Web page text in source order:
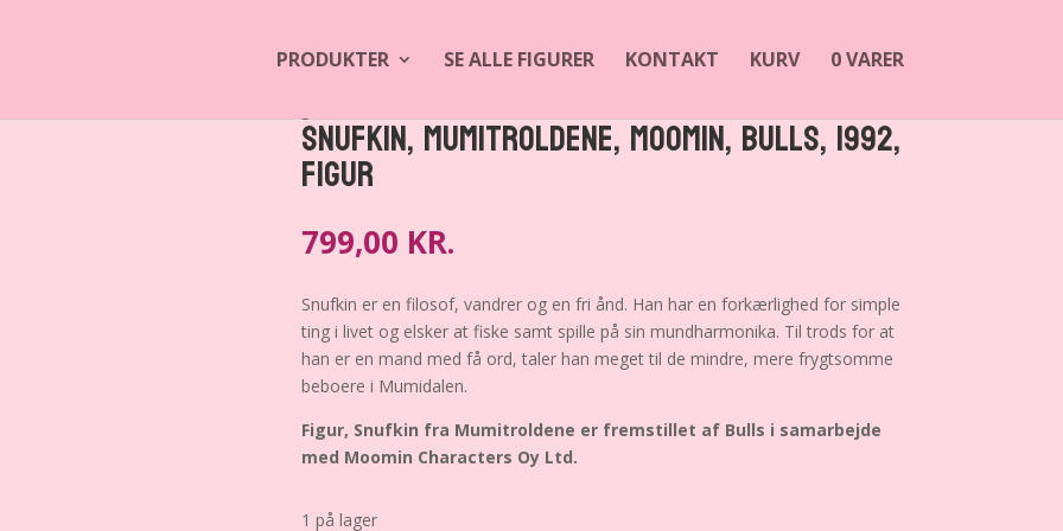
PRODUKTER SE ALLE FIGURER KONTAKT KURV 0 VARER
Snufkin, Mumitroldene, Moomin, Bulls, 1992,
Figur
799,00 KR.
Snufkin er en filosof, vandrer og en fri ånd. Han har en forkærlighed for simple
ting i livet og elsker at fiske samt spille på sin mundharmonika. Til trods for at
han er en mand med få ord, taler han meget til de mindre, mere frygtsomme
beboere i Mumidalen.
Figur, Snufkin fra Mumitroldene er fremstillet af Bulls i samarbejde
med Moomin Characters Oy Ltd.
1 på lager